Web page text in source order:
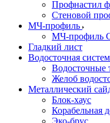
Профнастил
Стеновой
МЧ-профиль
МЧ-профиль
Гладкий лист
Водосточная
Водосточные
Желоб
Металлический
Блок-хаус
Корабельная
Эко-брус